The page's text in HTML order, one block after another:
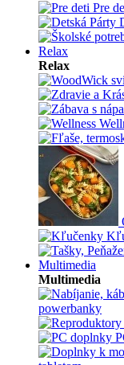
Pre
Relax
Relax
Multimedia
Multimedia
powerbanky